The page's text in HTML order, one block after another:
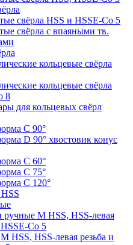
свёрла HSS и HSSE-Co 5
свёрла с впаяными тв.
кольцевые свёрла
кольцевые свёрла
8
для кольцевых свёрл
С 90°
D 90° хвостовик конус
С 60°
С 75°
С 120°
M HSS, HSS-левая
Co 5
HSS, HSS-левая резьба и